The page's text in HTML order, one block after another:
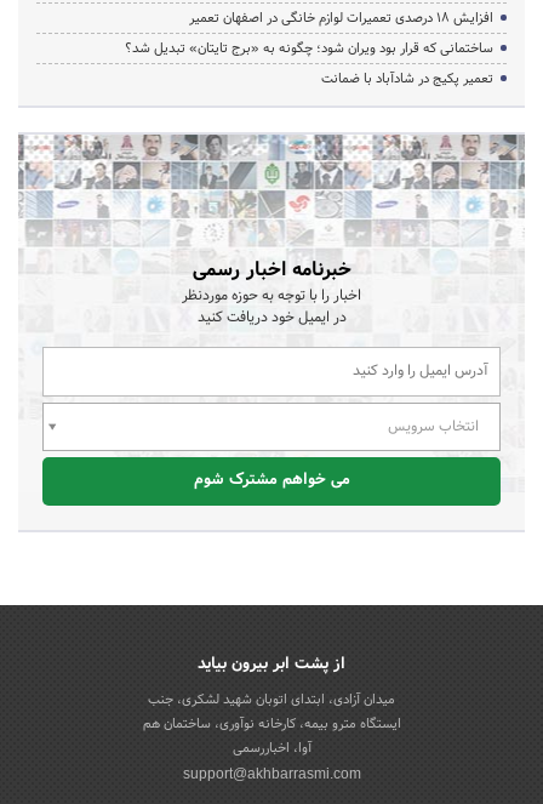
افزایش ۱۸ درصدی تعمیرات لوازم خانگی در اصفهان تعمیر
ساختمانی که قرار بود ویران شود؛ چگونه به «برج تایتان» تبدیل شد؟
تعمیر پکیج در شادآباد با ضمانت
خبرنامه اخبار رسمی
اخبار را با توجه به حوزه موردنظر
در ایمیل خود دریافت کنید
انتخاب سرویس
می خواهم مشترک شوم
از پشت ابر بیرون بیاید
میدان آزادی، ابتدای اتوبان شهید لشکری، جنب
ایستگاه مترو بیمه، کارخانه نوآوری، ساختمان هم
آوا، اخباررسمی
support@akhbarrasmi.com